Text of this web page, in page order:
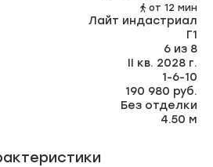
от 12 мин
Лайт индастриал
Г1
6 из 8
II кв. 2028 г.
1-6-10
190 980 руб.
Без отделки
4.50 м